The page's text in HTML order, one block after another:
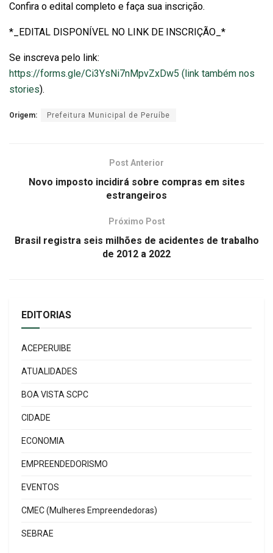
Confira o edital completo e faça sua inscrição.
*_EDITAL DISPONÍVEL NO LINK DE INSCRIÇÃO_*
Se inscreva pelo link:
https://forms.gle/Ci3YsNi7nMpvZxDw5 (link também nos
stories).
Origem: Prefeitura Municipal de Peruíbe
Post Anterior
Novo imposto incidirá sobre compras em sites
estrangeiros
Próximo Post
Brasil registra seis milhões de acidentes de trabalho
de 2012 a 2022
EDITORIAS
ACEPERUIBE
ATUALIDADES
BOA VISTA SCPC
CIDADE
ECONOMIA
EMPREENDEDORISMO
EVENTOS
CMEC (Mulheres Empreendedoras)
SEBRAE